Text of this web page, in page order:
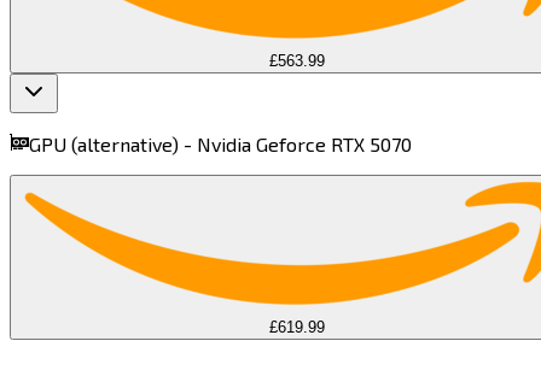
£563.99
GPU (alternative) - Nvidia Geforce RTX 5070​​​​‌ ‍ ​‍​‍‌‍ ‌ ​‍‌‍‍‌‌‍‌ ‌‍‍‌‌‍ ‍​‍​‍​ ‍‍​‍​‍‌ ​ ‌‍​‌‌‍ ‍‌‍‍‌‌ ‌​‌ ‍‌​‍ ‍‌‍‍‌‌‍ ​‍​‍​‍ ​​‍​‍‌‍‍​‌ ​‍‌‍‌‌‌‍‌‍​‍​‍​ ‍‍​‍​‍​‍ ‌‍​‌‌‍‌​‌‍ ‌‌‍‍‌‌‍ ‍​‍ ‌‍‍‌‌‍ ‍‌ ‌​‌‍‌‌‌‍ ‍‌ ‌​​‍ ‌‍‌‌‌‍‌​‌‍‍‌‌ ‌​​‍ ‌‍ ‌‌‍ ‌‍‌​‌‍‌‌​ ‌‌ ​​‌ ​‍‌‍‌‌‌ ​ ‌‍‌‌‌‍ ‍‌ ‌​‌‍​‌‌ ‌​‌‍‍‌‌‍ ‌‍ ‍​ ‍ ‌‍‍‌‌‍‌​​ ‌​ ‌ ​ ‍​​ ‌​‌‍‌​‌‍‌‌​ ‌‌​ ​​‌‍​ ​‍ ‌​ ​​​ ‌‍‌‍​ ​ ‍​​‍ ‌​ ‌​​ ​‍​ ‌​‌‍‌‍​‍ ‌​ ‍​​ ​‍​ ‌‌‌‍​‍​‍ ‌​ ​ ​ ‍​‌‍‌‌‌‍​‍‌‍​‌​ ‍​​ ‌‍​ ​‍​ ​ ​ ​ ​ ‌‌‌‍​‌​ ‍ ‌ ‌​‌ ‍‌‌ ​​‌‍‌‌​ ‌‌‍‌ ‌ ​​‌ ‌‌​ ‍ ‌ ​​‌‍​‌‌ ‌​‌‍‍​​ ‌‌‍ ‍‌‍​‌‌‍ ‌‌‍‌‌​ ‌‍​‍‌‍​‌‌ ​ ‌‍‌‌‌‌‌‌‌ ​‍‌‍ ​​ ‌​‍‌‌​ ​‍‌​‌‍‌‍​‌‌‍‌​‌‍ ‌‌‍‍‌‌‍ ‍​‍‌‍‌‍‍‌‌‍‌​​ ‌​ ‌ ​ ‍​​ ‌​‌‍‌​‌‍‌‌​ ‌‌​ ​​‌‍​ ​‍ ‌​ ​​​ ‌‍‌‍​ ​ ‍​​‍ ‌​ ‌​​ ​‍​ ‌​‌‍‌‍​‍ ‌​ ‍​​ ​‍​ ‌‌‌‍​‍​‍ ‌​ ​ ​ ‍​‌‍‌‌‌‍​‍‌‍​‌​ ‍​​ ‌‍​ ​‍​ ​ ​ ​ ​ ‌‌‌‍​‌​‍‌‍‌ ‌​‌ ‍‌‌ ​​‌‍‌‌​ ‌‌‍‌ ‌ ​​‌ ‌‌​‍‌‍‌ ​​‌‍​‌‌ ‌​‌‍‍​​ ‌‌‍ ‍‌‍​‌‌‍ ‌‌‍‌‌​‍‌‍‌ ​​‌‍‌‌‌ ​‍‌ ​ ‌ ​​‌‍‌‌‌‍​ ‌ ‌​‌‍‍‌‌ ‌‍‌‍‌‌​ ‌‌ ​​‌ ‌‌‌‍​‍‌‍ ​‌‍‍‌‌ ​ ‌‍‍​‌‍‌‌‌‍‌​​‍​‍‌ ‌
£619.99